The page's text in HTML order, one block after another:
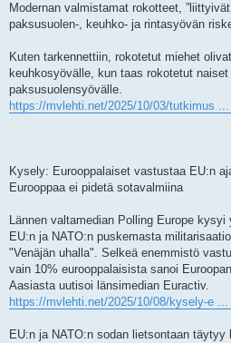
Modernan valmistamat rokotteet,
paksusuolen-, keuhko- ja rintasyövän
Kuten tarkennettiin, rokotetut miehet
keuhkosyövälle, kun taas rokotetut
paksusuolensyövälle.
https://mvlehti.net/2025/10/03/tutkimus
Kysely: Eurooppalaiset vastustaa EU:n
Eurooppaa ei pidetä sotavalmiina
Lännen valtamedian Polling Europe
EU:n ja NATO:n puskemasta
"Venäjän uhalla". Selkeä enemmistö
vain 10% eurooppalaisista sanoi
Aasiasta uutisoi länsimedian Euractiv.
https://mvlehti.net/2025/10/08/kysely-e
EU:n ja NATO:n sodan lietsontaan